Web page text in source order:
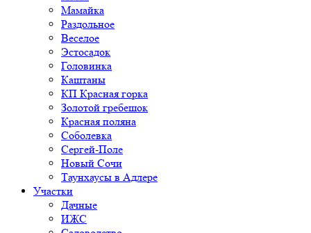
Мамайка
Раздольное
Веселое
Эстосадок
Головинка
Каштаны
КП Красная горка
Золотой гребешок
Красная поляна
Соболевка
Сергей-Поле
Новый Сочи
Таунхаусы в Адлере
Участки
Дачные
ИЖС